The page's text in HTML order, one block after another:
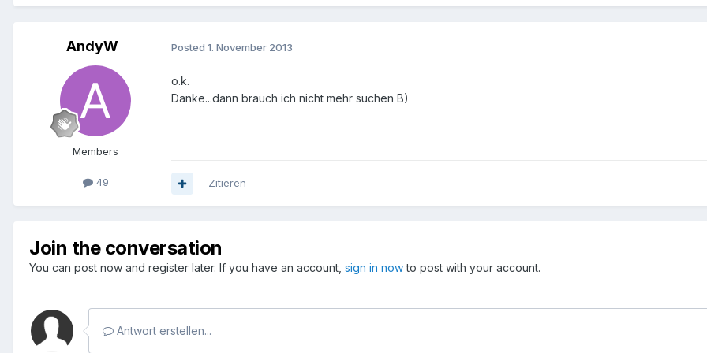
AndyW
Members
49
Posted 1. November 2013
o.k.
Danke...dann brauch ich nicht mehr suchen B)
Zitieren
Join the conversation
You can post now and register later. If you have an account, sign in nowto post with your account.
Antwort erstellen...